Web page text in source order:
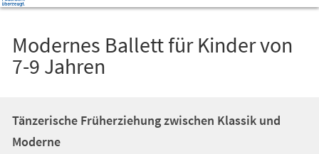
Modernes Ballett für Kinder von
7-9 Jahren
Tänzerische Früherziehung zwischen Klassik und
Moderne